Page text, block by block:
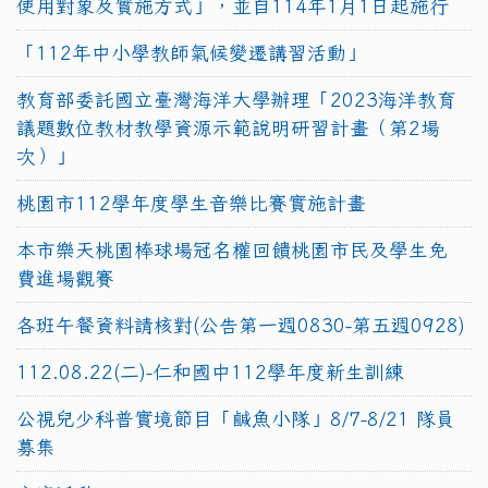
使用對象及實施方式」，並自114年1月1日起施行
「112年中小學教師氣候變遷講習活動」
教育部委託國立臺灣海洋大學辦理「2023海洋教育
議題數位教材教學資源示範說明研習計畫（第2場
次）」
桃園市112學年度學生音樂比賽實施計畫
本市樂天桃園棒球場冠名權回饋桃園市民及學生免
費進場觀賽
各班午餐資料請核對(公告第一週0830-第五週0928)
112.08.22(二)-仁和國中112學年度新生訓練
公視兒少科普實境節目「鹹魚小隊」8/7-8/21 隊員
募集